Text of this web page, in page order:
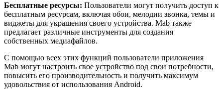
Бесплатные ресурсы: Пользователи могут получить доступ к
бесплатным ресурсам, включая обои, мелодии звонка, темы и
виджеты для украшения своего устройства. Mab также
предлагает различные инструменты для создания
собственных медиафайлов.
С помощью всех этих функций пользователи приложения
Mab могут настроить свое устройство под свои потребности,
повысить его производительность и получить максимум
удовольствия от использования Android.